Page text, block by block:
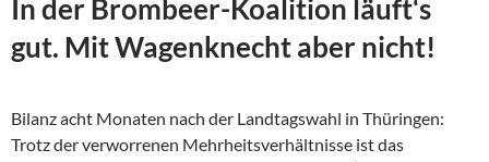
In der Brombeer-Koalition läuft‘s
gut. Mit Wagenknecht aber nicht!
Bilanz acht Monaten nach der Landtagswahl in Thüringen:
Trotz der verworrenen Mehrheitsverhältnisse ist das